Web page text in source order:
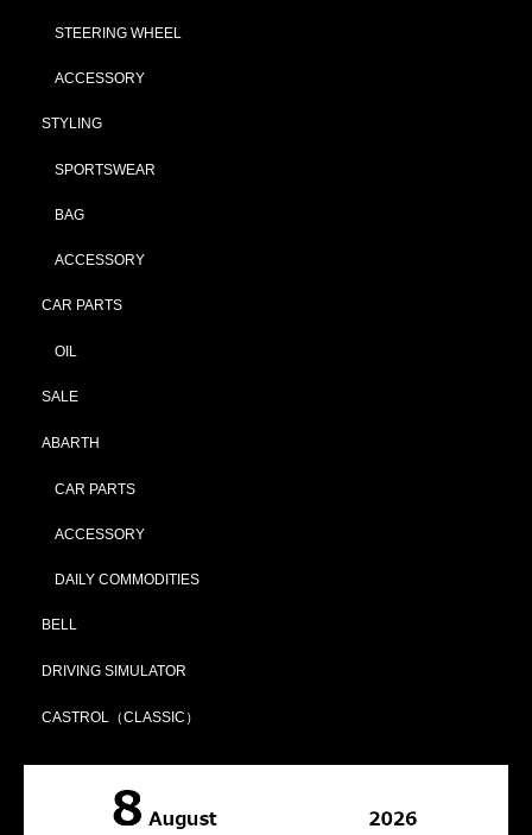
STEERING WHEEL
ACCESSORY
STYLING
SPORTSWEAR
BAG
ACCESSORY
CAR PARTS
OIL
SALE
ABARTH
CAR PARTS
ACCESSORY
DAILY COMMODITIES
BELL
DRIVING SIMULATOR
CASTROL（CLASSIC）